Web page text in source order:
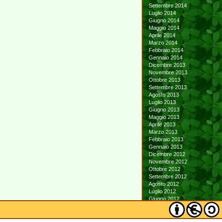
Settembre 2014
Luglio 2014
Giugno 2014
Maggio 2014
Aprile 2014
Marzo 2014
Febbraio 2014
Gennaio 2014
Dicembre 2013
Novembre 2013
Ottobre 2013
Settembre 2013
Agosto 2013
Luglio 2013
Giugno 2013
Maggio 2013
Aprile 2013
Marzo 2013
Febbraio 2013
Gennaio 2013
Dicembre 2012
Novembre 2012
Ottobre 2012
Settembre 2012
Agosto 2012
Luglio 2012
Giugno 2012
Maggio 2012
Aprile 2012